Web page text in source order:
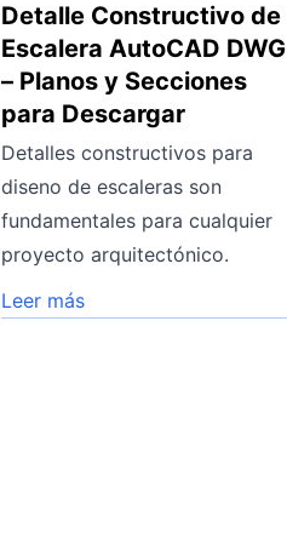
Detalle Constructivo de
Escalera AutoCAD DWG
– Planos y Secciones
para Descargar
Detalles constructivos para
diseno de escaleras son
fundamentales para cualquier
proyecto arquitectónico.
Leer más